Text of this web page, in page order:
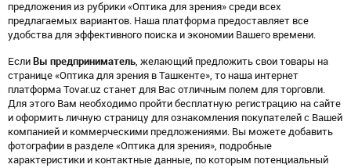
предложения из рубрики «Оптика для зрения» среди всех
предлагаемых вариантов. Наша платформа предоставляет все
удобства для эффективного поиска и экономии Вашего времени.
Если Вы предприниматель, желающий предложить свои товары на
странице «Оптика для зрения в Ташкенте», то наша интернет
платформа Tovar.uz станет для Вас отличным полем для торговли.
Для этого Вам необходимо пройти бесплатную регистрацию на сайте
и оформить личную страницу для ознакомления покупателей с Вашей
компанией и коммерческими предложениями. Вы можете добавить
фотографии в разделе «Оптика для зрения», подробные
характеристики и контактные данные, по которым потенциальный